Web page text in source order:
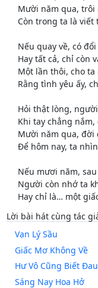
Mười năm qua, trôi
Còn trong ta là
Nếu quay về, có
Hay tất cả, chỉ còn
Một lần thôi, cho
Rằng tình yêu ấy,
Hỏi thật lòng,
Khi tay chẳng
Mười năm qua, đời
Để hôm nay, ta
Nếu mươi năm,
Người còn nhớ ta
Hay chỉ là… một
Lời bài hát cùng tác
Vạn Lý Sầu
Giấc Mơ Không Về
Hư Vô Cũng Biết Đau
Sáng Nay Hoa Hở